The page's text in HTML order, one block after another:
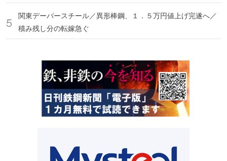
関東デーバースチール／異形棒鋼、１．５万円値上げ完遂へ／
積み残し分の転嫁急ぐ